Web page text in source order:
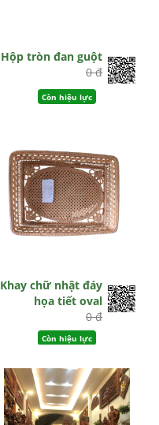
Hộp tròn đan guột
0 đ
Còn hiệu lực
Khay chữ nhật đáy
họa tiết oval
0 đ
Còn hiệu lực